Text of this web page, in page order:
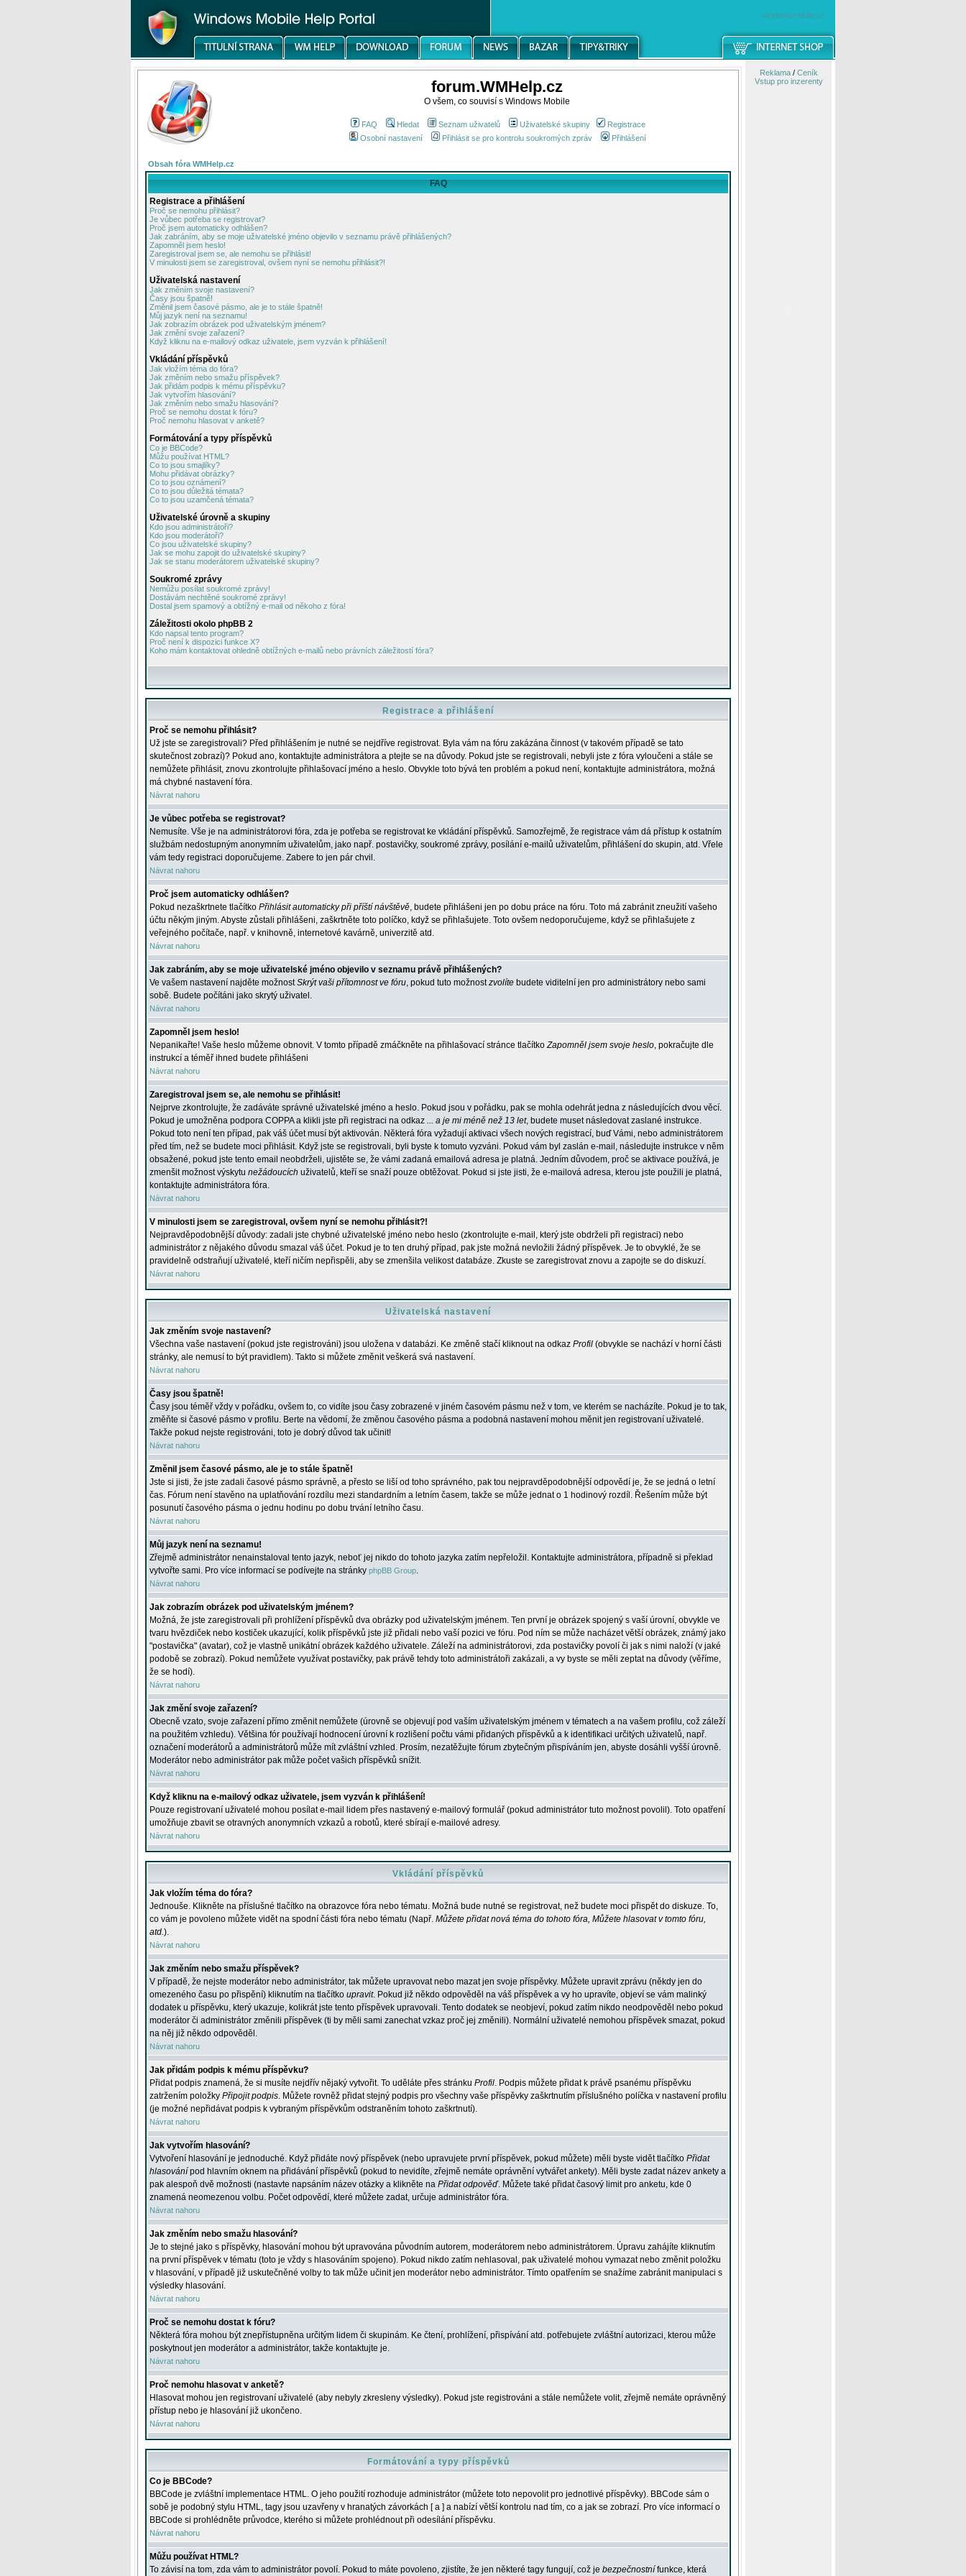
windowsmobile.cz
forum.WMHelp.cz
O všem, co souvisí s Windows Mobile
FAQ Hledat Seznam uživatelů Uživatelské skupiny
Registrace
Osobní nastavení
Přihlásit se pro kontrolu soukromých zpráv Přihlášení
Obsah fóra WMHelp.cz
FAQ
Registrace a přihlášení
Proč se nemohu přihlásit?
Je vůbec potřeba se registrovat?
Proč jsem automaticky odhlášen?
Jak zabráním, aby se moje uživatelské jméno objevilo v seznamu právě přihlášených?
Zapomněl jsem heslo!
Zaregistroval jsem se, ale nemohu se přihlásit!
V minulosti jsem se zaregistroval, ovšem nyní se nemohu přihlásit?!
Uživatelská nastavení
Jak změním svoje nastavení?
Časy jsou špatně!
Změnil jsem časové pásmo, ale je to stále špatně!
Můj jazyk není na seznamu!
Jak zobrazím obrázek pod uživatelským jménem?
Jak změní svoje zařazení?
Když kliknu na e-mailový odkaz uživatele, jsem vyzván k přihlášení!
Vkládání příspěvků
Jak vložím téma do fóra?
Jak změním nebo smažu příspěvek?
Jak přidám podpis k mému příspěvku?
Jak vytvořím hlasování?
Jak změním nebo smažu hlasování?
Proč se nemohu dostat k fóru?
Proč nemohu hlasovat v anketě?
Formátování a typy příspěvků
Co je BBCode?
Můžu používat HTML?
Co to jsou smajlíky?
Mohu přidávat obrázky?
Co to jsou oznámení?
Co to jsou důležitá témata?
Co to jsou uzamčená témata?
Uživatelské úrovně a skupiny
Kdo jsou administrátoři?
Kdo jsou moderátoři?
Co jsou uživatelské skupiny?
Jak se mohu zapojit do uživatelské skupiny?
Jak se stanu moderátorem uživatelské skupiny?
Soukromé zprávy
Nemůžu posílat soukromé zprávy!
Dostávám nechtěné soukromé zprávy!
Dostal jsem spamový a obtížný e-mail od někoho z fóra!
Záležitosti okolo phpBB 2
Kdo napsal tento program?
Proč není k dispozici funkce X?
Koho mám kontaktovat ohledně obtížných e-mailů nebo právních záležitostí fóra?
Registrace a přihlášení
Proč se nemohu přihlásit?
Už jste se zaregistrovali? Před přihlášením je nutné se nejdříve registrovat. Byla vám na fóru zakázána činnost (v takovém případě se tato
skutečnost zobrazí)? Pokud ano, kontaktujte administrátora a ptejte se na důvody. Pokud jste se registrovali, nebyli jste z fóra vyloučeni a stále se
nemůžete přihlásit, znovu zkontrolujte přihlašovací jméno a heslo. Obvykle toto bývá ten problém a pokud není, kontaktujte administrátora, možná
má chybné nastavení fóra.
Návrat nahoru
Je vůbec potřeba se registrovat?
Nemusíte. Vše je na administrátorovi fóra, zda je potřeba se registrovat ke vkládání příspěvků. Samozřejmě, že registrace vám dá přístup k ostatním
službám nedostupným anonymním uživatelům, jako např. postavičky, soukromé zprávy, posílání e-mailů uživatelům, přihlášení do skupin, atd. Vřele
vám tedy registraci doporučujeme. Zabere to jen pár chvil.
Návrat nahoru
Proč jsem automaticky odhlášen?
Pokud nezaškrtnete tlačítko Přihlásit automaticky při příští návštěvě, budete přihlášeni jen po dobu práce na fóru. Toto má zabránit zneužití vašeho
účtu někým jiným. Abyste zůstali přihlášeni, zaškrtněte toto políčko, když se přihlašujete. Toto ovšem nedoporučujeme, když se přihlašujete z
veřejného počítače, např. v knihovně, internetové kavárně, univerzitě atd.
Návrat nahoru
Jak zabráním, aby se moje uživatelské jméno objevilo v seznamu právě přihlášených?
Ve vašem nastavení najděte možnostSkrýt vaši přítomnost ve fóru, pokud tuto možnostzvolíte budete viditelní jen pro administrátory nebo sami
sobě. Budete počítáni jako skrytý uživatel.
Návrat nahoru
Zapomněl jsem heslo!
Nepanikařte! Vaše heslo můžeme obnovit. V tomto případě zmáčkněte na přihlašovací stránce tlačítkoZapomněl jsem svoje heslo, pokračujte dle
instrukcí a téměř ihned budete přihlášeni
Návrat nahoru
Zaregistroval jsem se, ale nemohu se přihlásit!
Nejprve zkontrolujte, že zadáváte správné uživatelské jméno a heslo. Pokud jsou v pořádku, pak se mohla odehrát jedna z následujících dvou věcí.
Pokud je umožněna podpora COPPA a klikli jste při registraci na odkaz ... a je mi méně než 13 let, budete muset následovat zaslané instrukce.
Pokud toto není ten případ, pak váš účet musí být aktivován. Některá fóra vyžadují aktivaci všech nových registrací, buď Vámi, nebo administrátorem
před tím, než se budete moci přihlásit. Když jste se registrovali, byli byste k tomuto vyzváni. Pokud vám byl zaslán e-mail, následujte instrukce v něm
obsažené, pokud jste tento email neobdrželi, ujistěte se, že vámi zadaná emailová adresa je platná. Jedním důvodem, proč se aktivace používá, je
zmenšit možnost výskytu nežádoucích uživatelů, kteří se snaží pouze obtěžovat. Pokud si jste jisti, že e-mailová adresa, kterou jste použili je platná,
kontaktujte administrátora fóra.
Návrat nahoru
V minulosti jsem se zaregistroval, ovšem nyní se nemohu přihlásit?!
Nejpravděpodobnější důvody: zadali jste chybné uživatelské jméno nebo heslo (zkontrolujte e-mail, který jste obdrželi při registraci) nebo
administrátor z nějakého důvodu smazal váš účet. Pokud je to ten druhý případ, pak jste možná nevložili žádný příspěvek. Je to obvyklé, že se
pravidelně odstraňují uživatelé, kteří ničím nepřispěli, aby se zmenšila velikost databáze. Zkuste se zaregistrovat znovu a zapojte se do diskuzí.
Návrat nahoru
Uživatelská nastavení
Jak změním svoje nastavení?
Všechna vaše nastavení (pokud jste registrováni) jsou uložena v databázi. Ke změně stačí kliknout na odkaz Profil (obvykle se nachází v horní části
stránky, ale nemusí to být pravidlem). Takto si můžete změnit veškerá svá nastavení.
Návrat nahoru
Časy jsou špatně!
Časy jsou téměř vždy v pořádku, ovšem to, co vidíte jsou časy zobrazené v jiném časovém pásmu než v tom, ve kterém se nacházíte. Pokud je to tak,
změňte si časové pásmo v profilu. Berte na vědomí, že změnou časového pásma a podobná nastavení mohou měnit jen registrovaní uživatelé.
Takže pokud nejste registrováni, toto je dobrý důvod tak učinit!
Návrat nahoru
Změnil jsem časové pásmo, ale je to stále špatně!
Jste si jisti, že jste zadali časové pásmo správně, a přesto se liší od toho správného, pak tou nejpravděpodobnější odpovědí je, že se jedná o letní
čas. Fórum není stavěno na uplatňování rozdílu mezi standardním a letním časem, takže se může jednat o 1 hodinový rozdíl. Řešením může být
posunutí časového pásma o jednu hodinu po dobu trvání letního času.
Návrat nahoru
Můj jazyk není na seznamu!
Zřejmě administrátor nenainstaloval tento jazyk, neboť jej nikdo do tohoto jazyka zatím nepřeložil. Kontaktujte administrátora, případně si překlad
vytvořte sami. Pro více informací se podívejte na stránky phpBB Group.
Návrat nahoru
Jak zobrazím obrázek pod uživatelským jménem?
Možná, že jste zaregistrovali při prohlížení příspěvků dva obrázky pod uživatelským jménem. Ten první je obrázek spojený s vaší úrovní, obvykle ve
tvaru hvězdiček nebo kostiček ukazující, kolik příspěvků jste již přidali nebo vaší pozici ve fóru. Pod ním se může nacházet větší obrázek, známý jako
"postavička" (avatar), což je vlastně unikátní obrázek každého uživatele. Záleží na administrátorovi, zda postavičky povolí či jak s nimi naloží (v jaké
podobě se zobrazí). Pokud nemůžete využívat postavičky, pak právě tehdy toto administrátoři zakázali, a vy byste se měli zeptat na důvody (věříme,
že se hodí).
Návrat nahoru
Jak změní svoje zařazení?
Obecně vzato, svoje zařazení přímo změnit nemůžete (úrovně se objevují pod vaším uživatelským jménem v tématech a na vašem profilu, což záleží
na použitém vzhledu). Většina fór používají hodnocení úrovní k rozlišení počtu vámi přidaných příspěvků a k identifikaci určitých uživatelů, např.
označení moderátorů a administrátorů může mít zvláštní vzhled. Prosím, nezatěžujte fórum zbytečným přispíváním jen, abyste dosáhli vyšší úrovně.
Moderátor nebo administrátor pak může počet vašich příspěvků snížit.
Návrat nahoru
Když kliknu na e-mailový odkaz uživatele, jsem vyzván k přihlášení!
Pouze registrovaní uživatelé mohou posílat e-mail lidem přes nastavený e-mailový formulář (pokud administrátor tuto možnost povolil). Toto opatření
umožňuje zbavit se otravných anonymních vzkazů a robotů, které sbírají e-mailové adresy.
Návrat nahoru
Vkládání příspěvků
Jak vložím téma do fóra?
Jednouše. Klikněte na příslušné tlačítko na obrazovce fóra nebo tématu. Možná bude nutné se registrovat, než budete moci přispět do diskuze. To,
co vám je povoleno můžete vidět na spodní části fóra nebo tématu (Např. Můžete přidat nová téma do tohoto fóra, Můžete hlasovat v tomto fóru,
atd.).
Návrat nahoru
Jak změním nebo smažu příspěvek?
V případě, že nejste moderátor nebo administrátor, tak můžete upravovat nebo mazat jen svoje příspěvky. Můžete upravit zprávu (někdy jen do
omezeného času po přispění) kliknutím na tlačítko upravit. Pokud již někdo odpověděl na váš příspěvek a vy ho upravíte, objeví se vám malinký
dodatek u příspěvku, který ukazuje, kolikrát jste tento příspěvek upravovali. Tento dodatek se neobjeví, pokud zatím nikdo neodpověděl nebo pokud
moderátor či administrátor změnili příspěvek (ti by měli sami zanechat vzkaz proč jej změnili). Normální uživatelé nemohou příspěvek smazat, pokud
na něj již někdo odpověděl.
Návrat nahoru
Jak přidám podpis k mému příspěvku?
Přidat podpis znamená, že si musíte nejdřív nějaký vytvořit. To uděláte přes stránku Profil. Podpis můžete přidat k právě psanému příspěvku
zatržením položky Připojit podpis. Můžete rovněž přidat stejný podpis pro všechny vaše příspěvky zaškrtnutím příslušného políčka v nastavení profilu
(je možné nepřidávat podpis k vybraným příspěvkům odstraněním tohoto zaškrtnutí).
Návrat nahoru
Jak vytvořím hlasování?
Vytvoření hlasování je jednoduché. Když přidáte nový příspěvek (nebo upravujete první příspěvek, pokud můžete) měli byste vidět tlačítko Přidat
hlasování pod hlavním oknem na přidávání příspěvků (pokud to nevidíte, zřejmě nemáte oprávnění vytvářet ankety). Měli byste zadat název ankety a
pak alespoň dvě možnosti (nastavte napsáním název otázky a klikněte na Přidat odpověď. Můžete také přidat časový limit pro anketu, kde 0
znamená neomezenou volbu. Počet odpovědí, které můžete zadat, určuje administrátor fóra.
Návrat nahoru
Jak změním nebo smažu hlasování?
Je to stejné jako s příspěvky, hlasování mohou být upravována původním autorem, moderátorem nebo administrátorem. Úpravu zahájíte kliknutím
na první příspěvek v tématu (toto je vždy s hlasováním spojeno). Pokud nikdo zatím nehlasoval, pak uživatelé mohou vymazat nebo změnit položku
v hlasování, v případě již uskutečněné volby to tak může učinit jen moderátor nebo administrátor. Tímto opatřením se snažíme zabránit manipulaci s
výsledky hlasování.
Návrat nahoru
Proč se nemohu dostat k fóru?
Některá fóra mohou být znepřístupněna určitým lidem či skupinám. Ke čtení, prohlížení, přispívání atd. potřebujete zvláštní autorizaci, kterou může
poskytnout jen moderátor a administrátor, takže kontaktujte je.
Návrat nahoru
Proč nemohu hlasovat v anketě?
Hlasovat mohou jen registrovaní uživatelé (aby nebyly zkresleny výsledky). Pokud jste registrováni a stále nemůžete volit, zřejmě nemáte oprávněný
přístup nebo je hlasování již ukončeno.
Návrat nahoru
Formátování a typy příspěvků
Co je BBCode?
BBCode je zvláštní implementace HTML. O jeho použití rozhoduje administrátor (můžete toto nepovolit pro jednotlivé příspěvky). BBCode sám o
sobě je podobný stylu HTML, tagy jsou uzavřeny v hranatých závorkách [ a ] a nabízí větší kontrolu nad tím, co a jak se zobrazí. Pro více informací o
BBCode si prohlédněte průvodce, kterého si můžete prohlédnout při odesílání příspěvku.
Návrat nahoru
Můžu používat HTML?
To závisí na tom, zda vám to administrátor povolí. Pokud to máte povoleno, zjistíte, že jen některé tagy fungují, což je bezpečnostní funkce, která
Reklama/ Ceník
Vstup pro inzerenty